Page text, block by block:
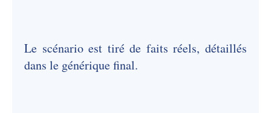
Le scénario est tiré de faits réels, détaillés
dans le générique final.